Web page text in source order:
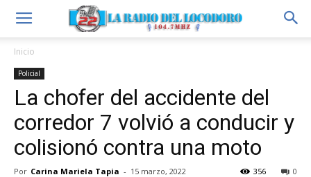
Inicio
Policial
La chofer del accidente del
corredor 7 volvió a conducir y
colisionó contra una moto
Por Carina Mariela Tapia - 15 marzo, 2022 0
356